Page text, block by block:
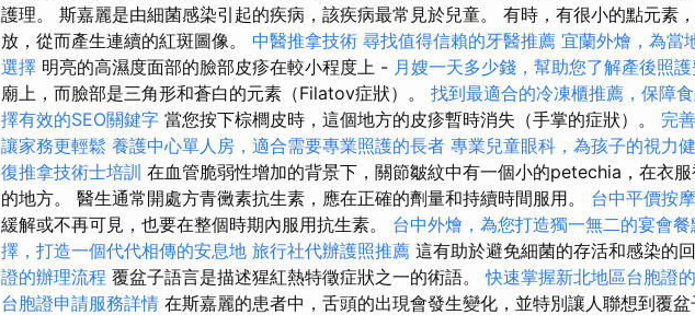
護理。 斯嘉麗是由細菌感染引起的疾病，該疾病最常見於兒童。 有時，有很小的點元素
放，從而產生連續的紅斑圖像。 中醫推拿技術 尋找值得信賴的牙醫推薦 宜蘭外燴，為當
選擇 明亮的高濕度面部的臉部皮疹在較小程度上 - 月嫂一天多少錢，幫助您了解產後照
廟上，而臉部是三角形和蒼白的元素（Filatov症狀）。 找到最適合的冷凍櫃推薦，保障
擇有效的SEO關鍵字 當您按下棕櫚皮時，這個地方的皮疹暫時消失（手掌的症狀）。 完
讓家務更輕鬆 養護中心單人房，適合需要專業照護的長者 專業兒童眼科，為孩子的視力
復推拿技術士培訓 在血管脆弱性增加的背景下，關節皺紋中有一個小的petechia，在衣
的地方。 醫生通常開處方青黴素抗生素，應在正確的劑量和持續時間服用。 台中平價按
緩解或不再可見，也要在整個時期內服用抗生素。 台中外燴，為您打造獨一無二的宴會餐
擇，打造一個代代相傳的安息地 旅行社代辦護照推薦 這有助於避免細菌的存活和感染的
證的辦理流程 覆盆子語言是描述猩紅熱特徵症狀之一的術語。快速掌握新北地區台胞證
台胞證申請服務詳情 在斯嘉麗的患者中，舌頭的出現會發生變化，並特別讓人聯想到覆盆